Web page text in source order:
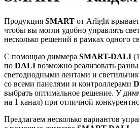
Продукция SMART от Arlight
чтобы вы могли удобно управлять
несколько решений в рамках одного
С помощью диммера SMART-DALI
по DALI возможно реализовать
светодиодными лентами и
со всеми панелями и контроллерами
выбрать оптимальное решение. У
на 1 канал) при отличной
Предлагаем несколько вариантов